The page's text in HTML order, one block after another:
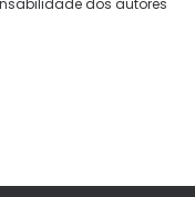
dos autores